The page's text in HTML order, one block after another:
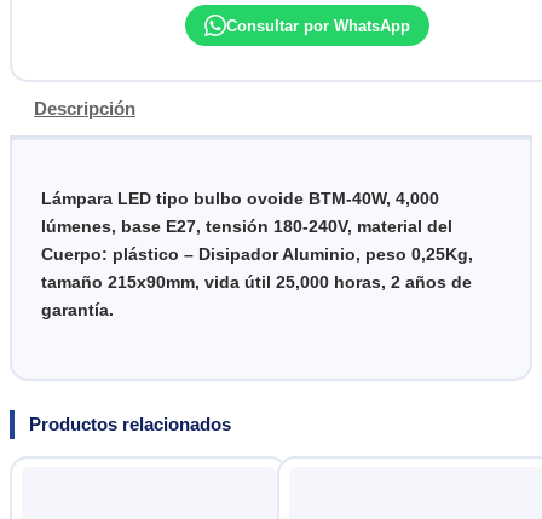
Consultar por WhatsApp
Descripción
Lámpara LED tipo bulbo ovoide BTM-40W, 4,000
lúmenes, base E27, tensión 180-240V, material del
Cuerpo: plástico – Disipador Aluminio, peso 0,25Kg,
tamaño 215x90mm, vida útil 25,000 horas, 2 años de
garantía.
Productos relacionados